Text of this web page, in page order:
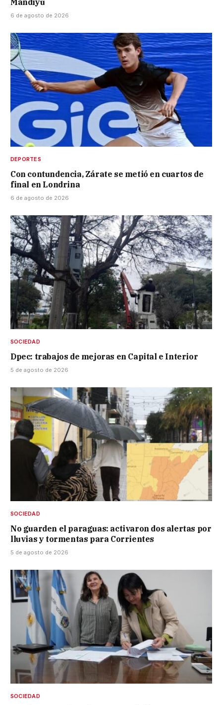
Mandiyú
6 de agosto de 2026
DEPORTES
Con contundencia, Zárate se metió en cuartos de
final en Londrina
6 de agosto de 2026
SOCIEDAD
Dpec: trabajos de mejoras en Capital e Interior
5 de agosto de 2026
SOCIEDAD
No guarden el paraguas: activaron dos alertas por
lluvias y tormentas para Corrientes
5 de agosto de 2026
SOCIEDAD